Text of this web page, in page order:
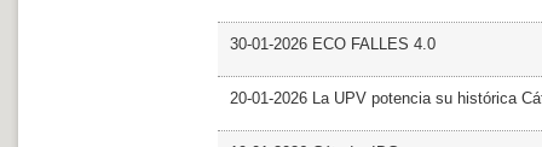
30-01-2026 ECO FALLES 4.0
20-01-2026 La UPV potencia su histórica